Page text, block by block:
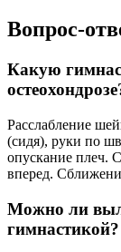
Вопрос-
Какую
Расслабление
(сидя), руки по
опускание плеч.
вперед.
Можно ли
гимнастикой?